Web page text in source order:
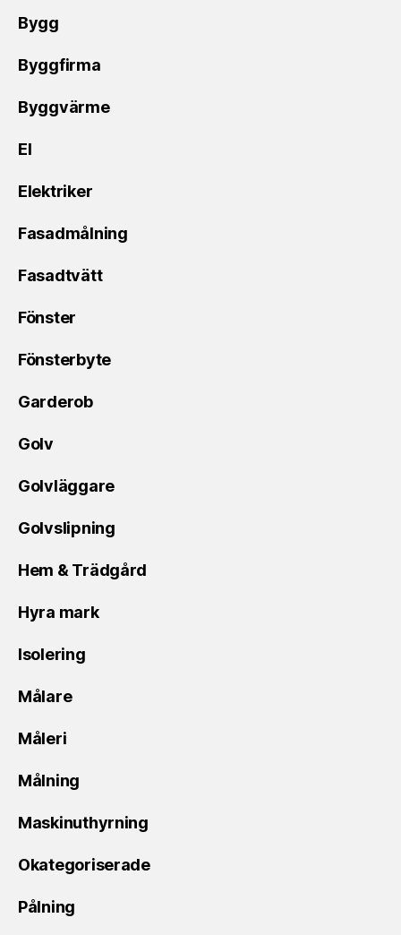
Bygg
Byggfirma
Byggvärme
El
Elektriker
Fasadmålning
Fasadtvätt
Fönster
Fönsterbyte
Garderob
Golv
Golvläggare
Golvslipning
Hem & Trädgård
Hyra mark
Isolering
Målare
Måleri
Målning
Maskinuthyrning
Okategoriserade
Pålning